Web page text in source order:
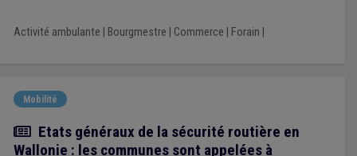
Activité ambulante Bourgmestre Commerce Forain
Mobilité
Actualité
Etats généraux de la sécurité routière en
Wallonie : les communes sont appelées à